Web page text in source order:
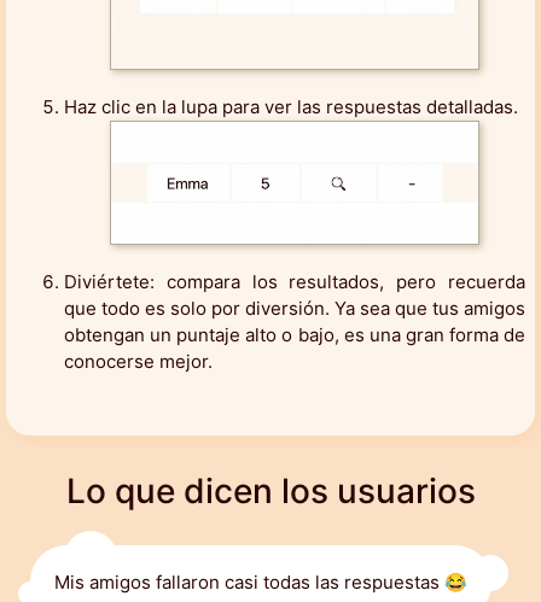
Haz clic en la lupa para ver las respuestas detalladas.
Diviértete: compara los resultados, pero recuerda
que todo es solo por diversión. Ya sea que tus amigos
obtengan un puntaje alto o bajo, es una gran forma de
conocerse mejor.
Lo que dicen los usuarios
Mis amigos fallaron casi todas las respuestas 😂